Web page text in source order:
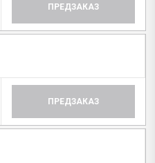
ПРЕДЗАКАЗ
ПРЕДЗАКАЗ